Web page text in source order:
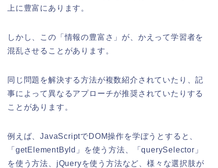
上に豊富にあります。
しかし、この「情報の豊富さ」が、かえって学習者を
混乱させることがあります。
同じ問題を解決する方法が複数紹介されていたり、記
事によって異なるアプローチが推奨されていたりする
ことがあります。
例えば、JavaScriptでDOM操作を学ぼうとすると、
「getElementById」を使う方法、「querySelector」
を使う方法、jQueryを使う方法など、様々な選択肢が